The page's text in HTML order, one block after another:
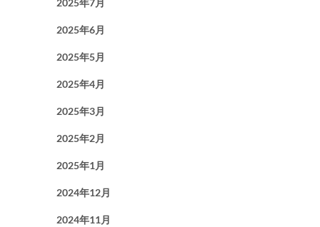
2025年7月
2025年6月
2025年5月
2025年4月
2025年3月
2025年2月
2025年1月
2024年12月
2024年11月